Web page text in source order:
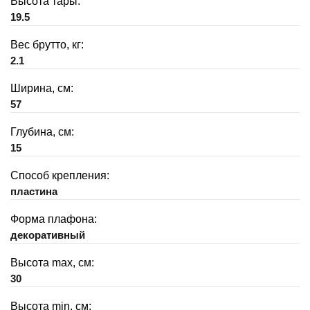
19.5
Вес брутто, кг:
2.1
Ширина, см:
57
Глубина, см:
15
Способ крепления:
пластина
Форма плафона:
декоративный
Высота max, см:
30
Высота min, см: